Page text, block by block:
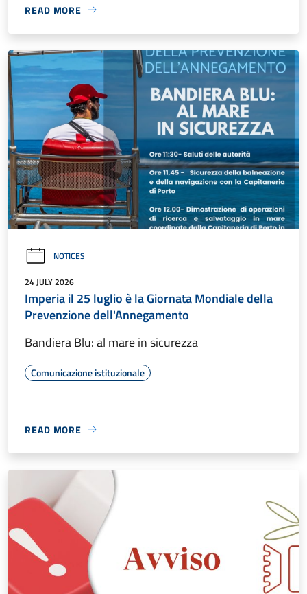
READ MORE
NOTICES
24 JULY 2026
Imperia il 25 luglio è la Giornata Mondiale della
Prevenzione dell'Annegamento
Bandiera Blu: al mare in sicurezza
Comunicazione istituzionale
READ MORE